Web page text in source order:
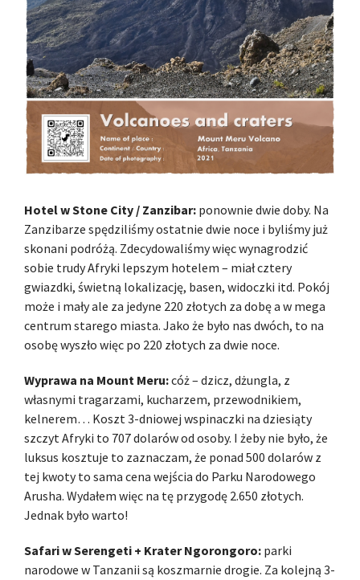
Hotel w Stone City / Zanzibar: ponownie dwie doby. Na
Zanzibarze spędziliśmy ostatnie dwie noce i byliśmy już
skonani podróżą. Zdecydowaliśmy więc wynagrodzić
sobie trudy Afryki lepszym hotelem – miał cztery
gwiazdki, świetną lokalizację, basen, widoczki itd. Pokój
może i mały ale za jedyne 220 złotych za dobę a w mega
centrum starego miasta. Jako że było nas dwóch, to na
osobę wyszło więc po 220 złotych za dwie noce.
Wyprawa na Mount Meru:cóż – dzicz, dżungla, z
własnymi tragarzami, kucharzem, przewodnikiem,
kelnerem… Koszt 3-dniowej wspinaczki na dziesiąty
szczyt Afryki to 707 dolarów od osoby. I żeby nie było, że
luksus kosztuje to zaznaczam, że ponad 500 dolarów z
tej kwoty to sama cena wejścia do Parku Narodowego
Arusha. Wydałem więc na tę przygodę 2.650 złotych.
Jednak było warto!
Safari w Serengeti + Krater Ngorongoro: parki
narodowe w Tanzanii są koszmarnie drogie. Za kolejną 3-